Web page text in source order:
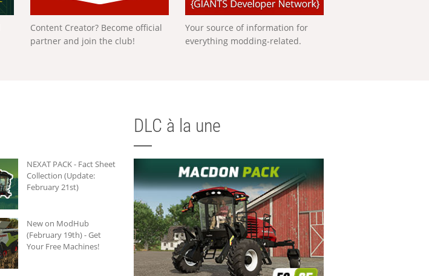
Content Creator? Become official
partner and join the club!
Your source of information for
everything modding-related.
NEXAT PACK - Fact Sheet
Collection (Update:
February 21st)
New on ModHub
(February 19th) - Get
Your Free Machines!
DLC à la une